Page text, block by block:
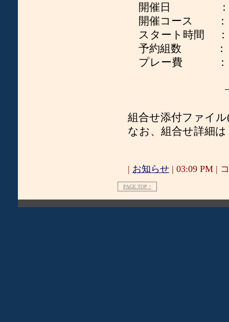
開催日 ：
開催コース ：
スタート時間 ：
予約組数 ：
プレー費 ：
−− 以
組合せ添付ファイル
なお、組合せ詳細は
| お知らせ | 03:09 PM |
PAGE TOP ↑